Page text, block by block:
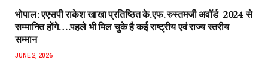
भोपाल: एएसपी राकेश‌ खाखा प्रतिष्ठित के.एफ. रुस्तमजी अवॉर्ड-2024 से
सम्मानित होंगे….पहले भी मिल चुके है कई राष्ट्रीय एवं राज्य स्तरीय
सम्मान
JUNE 2, 2026